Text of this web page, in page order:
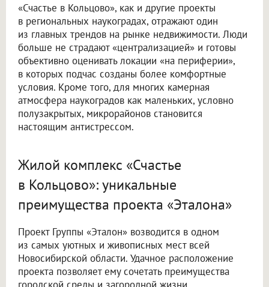
«Счастье в Кольцово», как и другие проекты
в региональных наукоградах, отражают один
из главных трендов на рынке недвижимости. Люди
больше не страдают «централизацией» и готовы
объективно оценивать локации «на периферии»,
в которых подчас созданы более комфортные
условия. Кроме того, для многих камерная
атмосфера наукоградов как маленьких, условно
полузакрытых, микрорайонов становится
настоящим антистрессом.
Жилой комплекс «Счастье
в Кольцово»: уникальные
преимущества проекта «Эталона»
Проект Группы «Эталон» возводится в одном
из самых уютных и живописных мест всей
Новосибирской области. Удачное расположение
проекта позволяет ему сочетать преимущества